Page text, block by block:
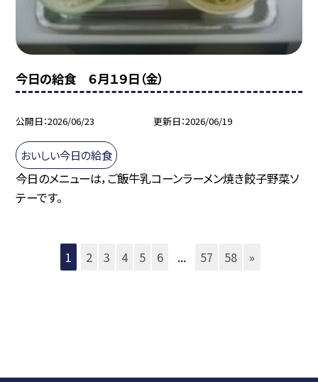
今日の給食 ６月１９日（金）
公開日 2026/06/23 更新日 2026/06/19
おいしい今日の給食
今日のメニューは，ご飯牛乳コーンラーメン焼き餃子野菜ソ
テーです。
1 2 3 4 5 6 ... 57 58 »